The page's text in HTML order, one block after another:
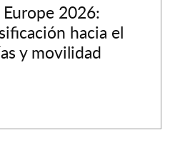
2026:
hacia el
y movilidad